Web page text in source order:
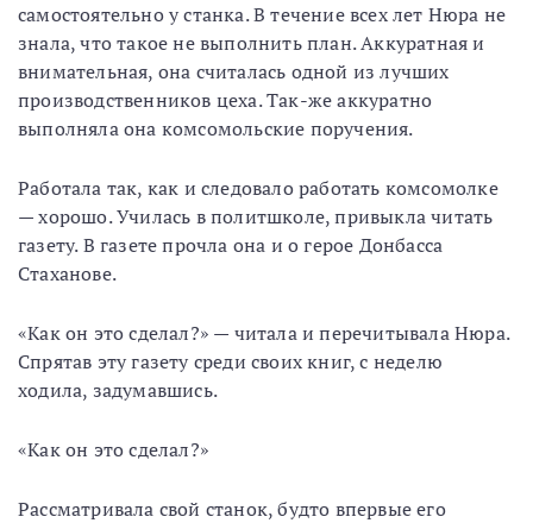
самостоятельно у станка. В течение всех лет Нюра не
знала, что такое не выполнить план. Аккуратная и
внимательная, она считалась одной из лучших
производственников цеха. Так-же аккуратно
выполняла она комсомольские поручения.
Работала так, как и следовало работать комсомолке
— хорошо. Училась в политшколе, привыкла читать
газету. В газете прочла она и о герое Донбасса
Стаханове.
«Как он это сделал?» — читала и перечитывала Нюра.
Спрятав эту газету среди своих книг, с неделю
ходила, задумавшись.
«Как он это сделал?»
Рассматривала свой станок, будто впервые его